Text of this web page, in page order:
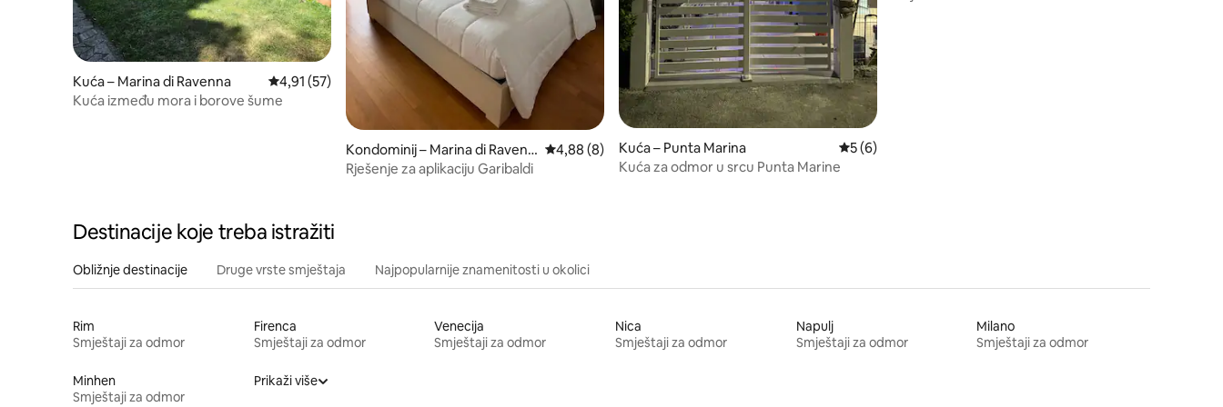
Kuća – Marina di Ravenna Prosječna ocjena: 4,91/5, recenzija: 57
4,91 (57)
Kuća između mora i borove šume
Kondominij – Marina di Ravenn
a
Prosječna ocjena: 4,88/5, recenzija: 8
4,88 (8)
Rješenje za aplikaciju Garibaldi
Kuća – Punta Marina Prosječna ocjena: 5/5, recenzija: 6
5 (6)
Kuća za odmor u srcu Punta Marine
Destinacije koje treba istražiti
Obližnje destinacije Druge vrste smještaja Najpopularnije znamenitosti u okolici
Rim
Smještaji za odmor
Firenca
Smještaji za odmor
Venecija
Smještaji za odmor
Nica
Smještaji za odmor
Napulj
Smještaji za odmor
Milano
Smještaji za odmor
Minhen
Smještaji za odmor
Prikaži više